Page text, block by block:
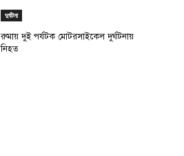
দুর্ঘটনা
রুমায় দুই পর্যটক মোটরসাইকেল দুর্ঘটনায়
নিহত